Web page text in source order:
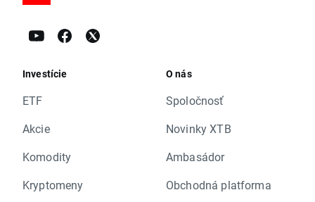
Investície
ETF
Akcie
Komodity
Kryptomeny
O nás
Spoločnosť
Novinky XTB
Ambasádor
Obchodná platforma